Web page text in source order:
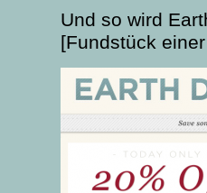
Und so wird
[Fundstück